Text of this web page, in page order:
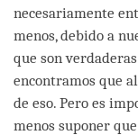
necesariamente
menos, debido a
que son
encontramos que
de eso. Pero es
menos suponer